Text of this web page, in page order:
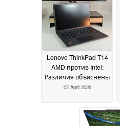
Lenovo ThinkPad T14
AMD против Intel:
Различия объяснены
07 April 2026